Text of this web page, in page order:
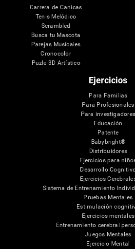
Carrera de Canicas
Tenis Melódico
Scrambled
Busca tu Mascota
Parejas Musicales
Cronocolor
Puzle 3D Artístico
Ejercicios
Para Familias
Para Profesionales
Para investigadores
Educación
Patente
Babybright®
Distribuidores
Ejercicios para
Desarrollo
Ejercicios
Sistema de Entrenamiento
Pruebas Mentales
Estimulación
Ejercicios mentales
Entrenamiento cerebral
Juegos Mentales
Ejercicio Mental